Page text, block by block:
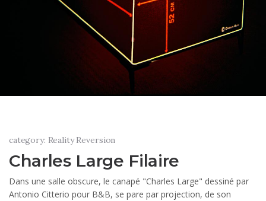
category: Reality Reversion
Charles Large Filaire
Dans une salle obscure, le canapé "Charles Large" dessiné par
Antonio Citterio pour B&B, se pare par projection, de son